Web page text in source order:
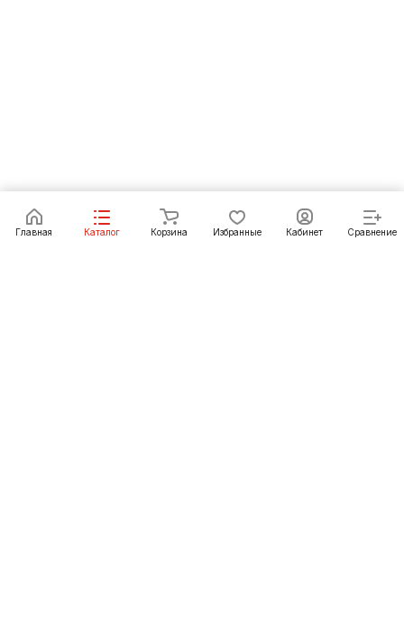
В корзину
Главная Каталог Корзина Избранные Кабинет Сравнение